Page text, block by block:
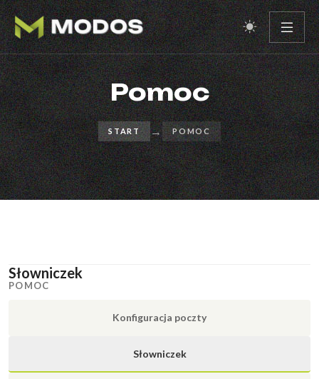
Pomoc
START → POMOC
POMOC
Konfiguracja poczty
Słowniczek
Słowniczek